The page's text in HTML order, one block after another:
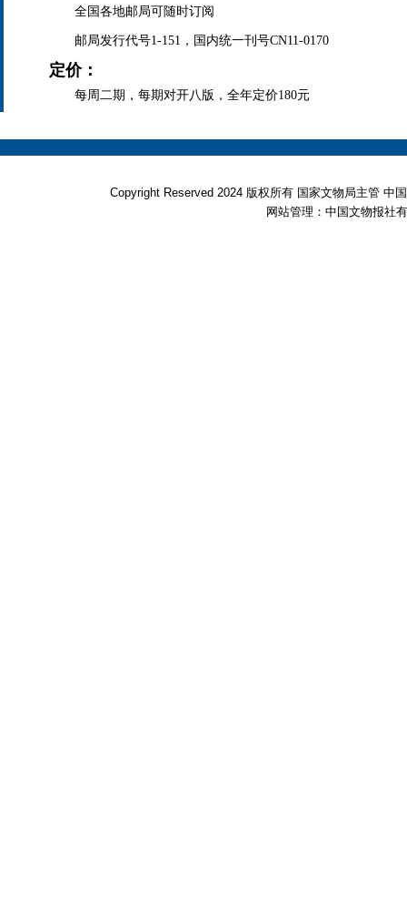
全国各地邮局可随时订阅
邮局发行代号1-151，国内统一刊号CN11-0170
定价：
每周二期，每期对开八版，全年定价180元
Copyright Reserved 2024 版权所有 国家文物局主管
网站管理：中国文物报社